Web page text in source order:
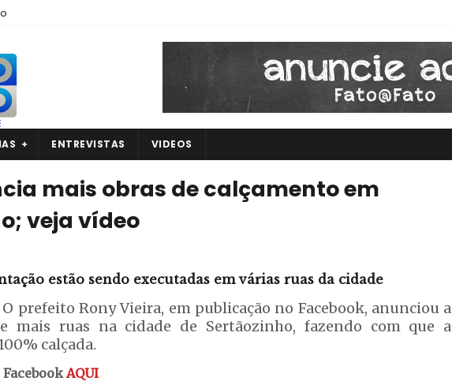
ENTREVISTAS VIDEOS
mais obras de calçamento em
veja vídeo
estão sendo executadas em várias ruas da cidade
prefeito Rony Vieira, em publicação no Facebook, anunciou a
mais ruas na cidade de Sertãozinho, fazendo com que a
calçada.
FacebookAQUI